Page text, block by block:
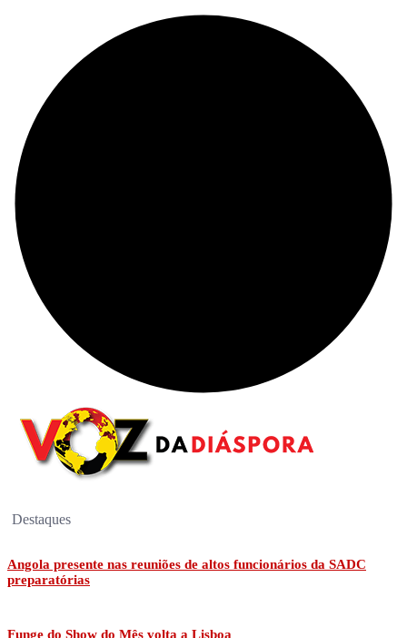
Destaques
Angola presente nas reuniões de altos funcionários da SADC
preparatórias
Funge do Show do Mês volta a Lisboa